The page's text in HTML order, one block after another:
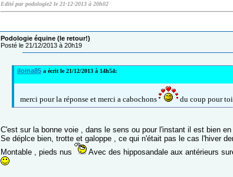
Edité par podologie2 le 21-12-2013 à 20h02
Podologie équine (le retour!)
Posté le 21/12/2013 à 20h19
iloina85 a écrit le 21/12/2013 à 14h54:
merci pour la réponse et merci a cabochons du coup pour
C'est sur la bonne voie , dans le sens ou pour l'instant il est bien
Se déplce bien, trotte et galoppe , ce qui n'était pas le cas l'hiver
Montable , pieds nus
Avec des hipposandale aux antérieurs